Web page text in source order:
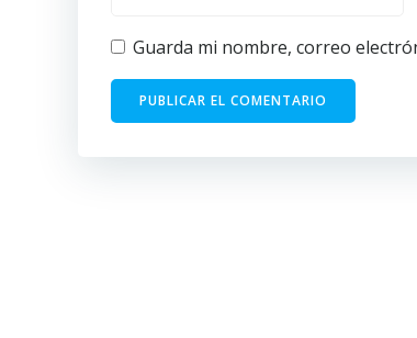
Guarda mi nombre, correo